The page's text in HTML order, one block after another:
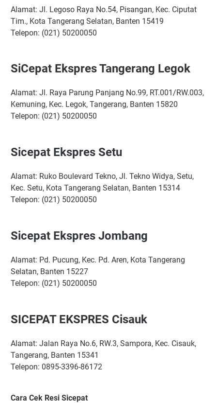
Alamat: Jl. Legoso Raya No.54, Pisangan, Kec. Ciputat
Tim., Kota Tangerang Selatan, Banten 15419
Telepon: (021) 50200050
SiCepat Ekspres Tangerang Legok
Alamat: Jl. Raya Parung Panjang No.99, RT.001/RW.003,
Kemuning, Kec. Legok, Tangerang, Banten 15820
Telepon: (021) 50200050
Sicepat Ekspres Setu
Alamat: Ruko Boulevard Tekno, Jl. Tekno Widya, Setu,
Kec. Setu, Kota Tangerang Selatan, Banten 15314
Telepon: (021) 50200050
Sicepat Ekspres Jombang
Alamat: Pd. Pucung, Kec. Pd. Aren, Kota Tangerang
Selatan, Banten 15227
Telepon: (021) 50200050
SICEPAT EKSPRES Cisauk
Alamat: Jalan Raya No.6, RW.3, Sampora, Kec. Cisauk,
Tangerang, Banten 15341
Telepon: 0895-3396-86172
Cara Cek Resi Sicepat